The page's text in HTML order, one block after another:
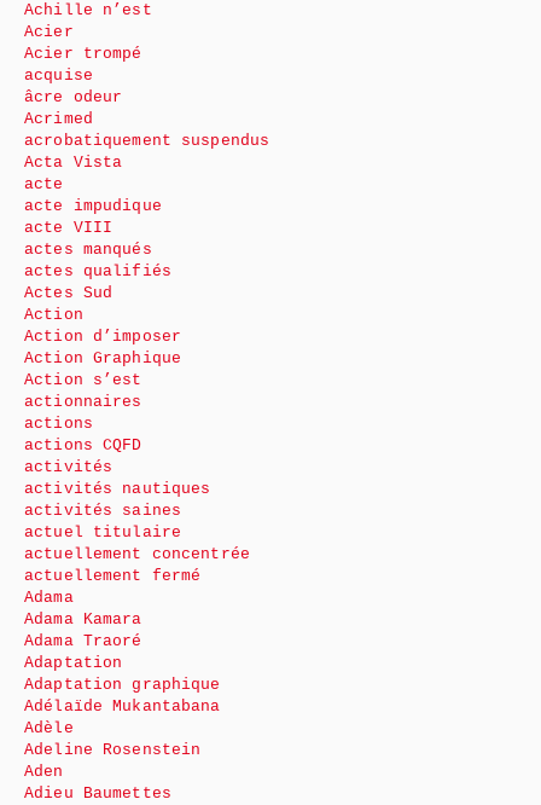
Achille n’est
Acier
Acier trompé
acquise
âcre odeur
Acrimed
acrobatiquement suspendus
Acta Vista
acte
acte impudique
acte VIII
actes manqués
actes qualifiés
Actes Sud
Action
Action d’imposer
Action Graphique
Action s’est
actionnaires
actions
actions CQFD
activités
activités nautiques
activités saines
actuel titulaire
actuellement concentrée
actuellement fermé
Adama
Adama Kamara
Adama Traoré
Adaptation
Adaptation graphique
Adélaïde Mukantabana
Adèle
Adeline Rosenstein
Aden
Adieu Baumettes